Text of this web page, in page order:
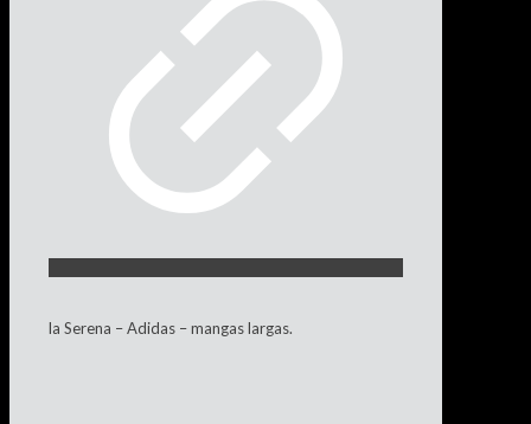
la Serena – Adidas – mangas largas.